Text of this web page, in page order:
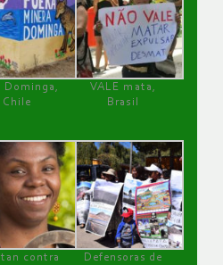
Dominga,
Chile
VALE mata,
Brasil
contra
Defensoras de